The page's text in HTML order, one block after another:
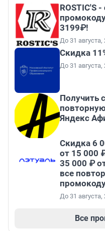
ROSTIC'S
3199₽!
До 31 августа,
Скидка
До 31 августа,
Получить
Яндекс
Скидка 6
от 15 000
35 000 ₽
все
До 31 августа,
Все